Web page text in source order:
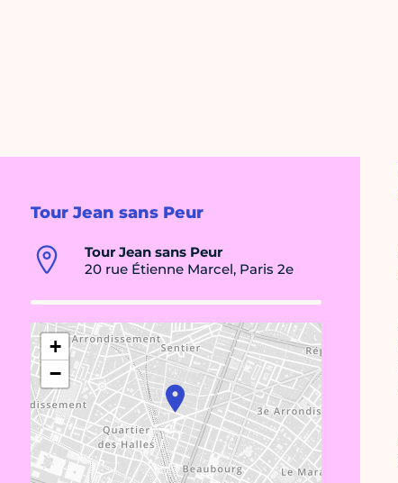
Tour Jean sans Peur
Tour Jean sans Peur
20 rue Étienne Marcel, Paris 2e
+
−